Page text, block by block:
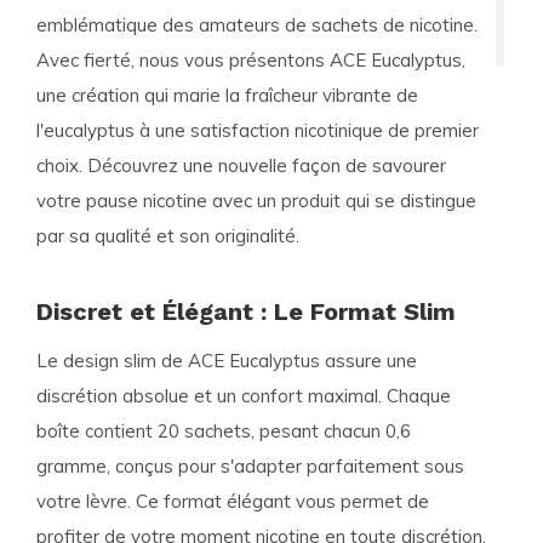
emblématique des amateurs de sachets de nicotine.
Avec fierté, nous vous présentons ACE Eucalyptus,
une création qui marie la fraîcheur vibrante de
l'eucalyptus à une satisfaction nicotinique de premier
choix. Découvrez une nouvelle façon de savourer
votre pause nicotine avec un produit qui se distingue
par sa qualité et son originalité.
Discret et Élégant : Le Format Slim
Le design slim de ACE Eucalyptus assure une
discrétion absolue et un confort maximal. Chaque
boîte contient 20 sachets, pesant chacun 0,6
gramme, conçus pour s'adapter parfaitement sous
votre lèvre. Ce format élégant vous permet de
profiter de votre moment nicotine en toute discrétion,